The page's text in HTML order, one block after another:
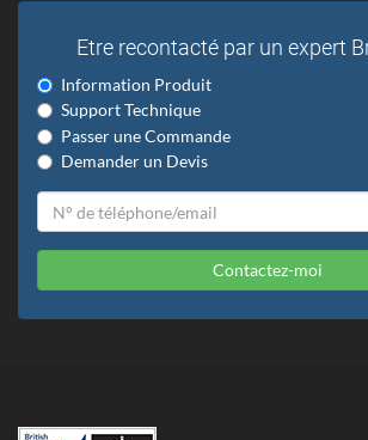
Etre recontacté par un expert
Information Produit
Support Technique
Passer une Commande
Demander un Devis
Contactez-moi